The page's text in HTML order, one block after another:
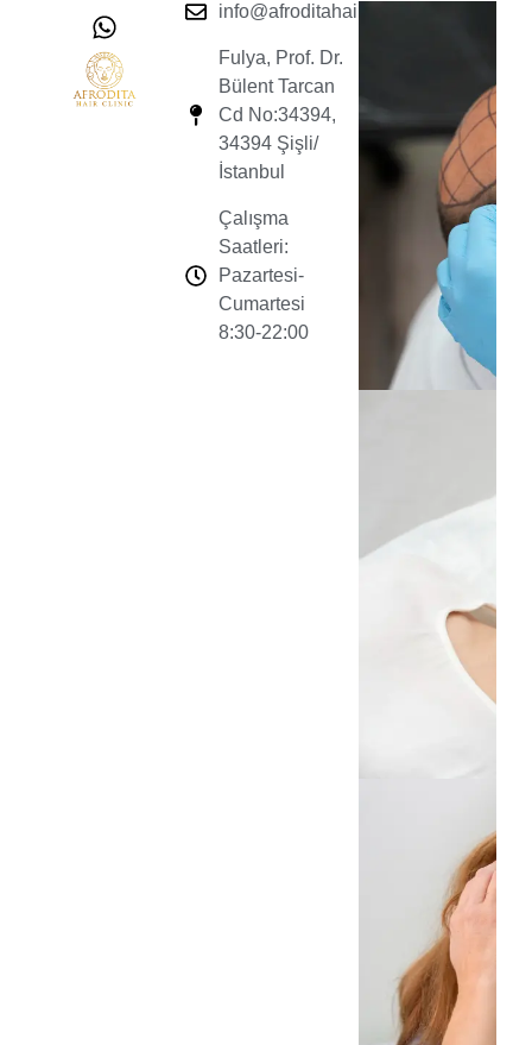
info@afroditahairclinic.com
Fulya, Prof. Dr.
Bülent Tarcan
Cd No:34394,
34394 Şişli/
İstanbul
Çalışma
Saatleri:
Pazartesi-
Cumartesi
8:30-22:00